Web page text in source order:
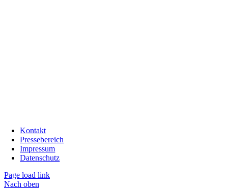
Kontakt
Pressebereich
Impressum
Datenschutz
Page load link
Nach oben